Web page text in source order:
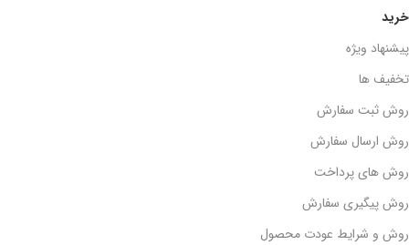
خرید
پیشنهاد ویژه
تخفیف ها
روش ثبت سفارش
روش ارسال سفارش
روش های پرداخت
روش پیگیری سفارش
روش و شرایط عودت محصول